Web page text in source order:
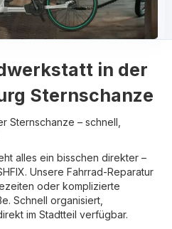
in der
Sternschanze
Sternschanze – schnell,
alles ein bisschen direkter –
Unsere Fahrrad-Reparatur
oder komplizierte
Schnell organisiert,
im Stadtteil verfügbar.